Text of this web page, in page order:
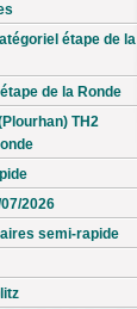
étape de la
de la Ronde
TH2
2026
semi-rapide